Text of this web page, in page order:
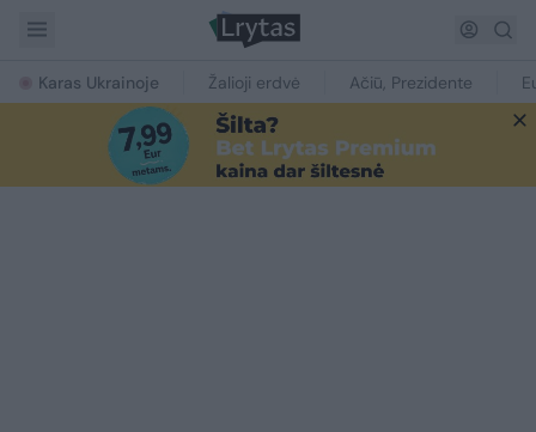
Karas Ukrainoje Žalioji erdvė Ačiū, Prezidente